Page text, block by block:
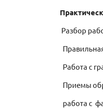
Разбор
Работа с
Приемы
работа с